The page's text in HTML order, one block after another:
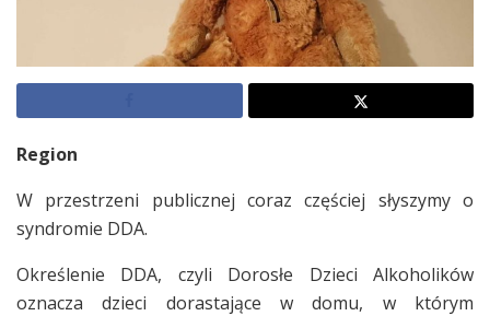
Region
W przestrzeni publicznej coraz częściej słyszymy o
syndromie DDA.
Określenie DDA, czyli Dorosłe Dzieci Alkoholików
oznacza dzieci dorastające w domu, w którym